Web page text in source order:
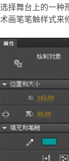
选择舞台上的一
术画笔笔触样式来